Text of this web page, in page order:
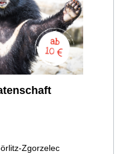
Zgorzelec